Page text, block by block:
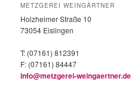
METZGEREI WEINGÄRTNER
Holzheimer Straße 10
73054 Eislingen
T: (07161) 812391
F: (07161) 84447
info@metzgerei-weingaertner.de